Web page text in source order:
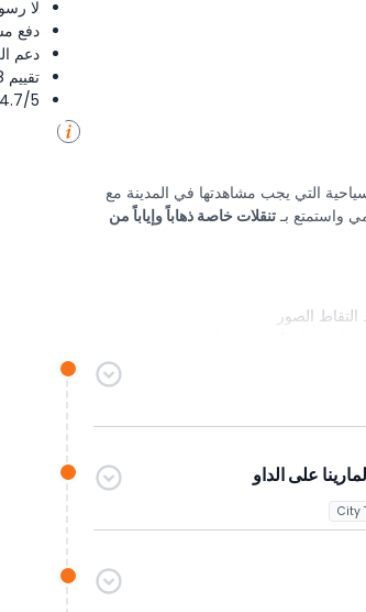
التي يجب مشاهدتها في المدينة مع
واستمتع بـتنقلات خاصة ذهاباً وإياباً من
الصور
يشتمل على التزلج على الكثبان الرملية، عروض حية،
على الداو
City
لا
دفع
دعم
تقييم 4.8 من 5 ⭐ على ترستبايلوت
4.7/5 ⭐ التقييم على جوجل